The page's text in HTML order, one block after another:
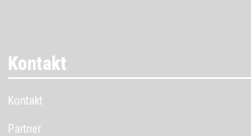
Kontakt
Kontakt
Partner